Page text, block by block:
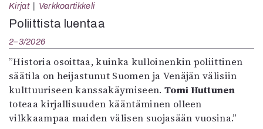
Kirjat Verkkoartikkeli
Poliittista luentaa
2–3/2026
”Historia osoittaa, kuinka kulloinenkin poliittinen
säätila on heijastunut Suomen ja Venäjän välisiin
kulttuuriseen kanssakäymiseen. Tomi Huttunen
toteaa kirjallisuuden kääntäminen olleen
vilkkaampaa maiden välisen suojasään vuosina.”